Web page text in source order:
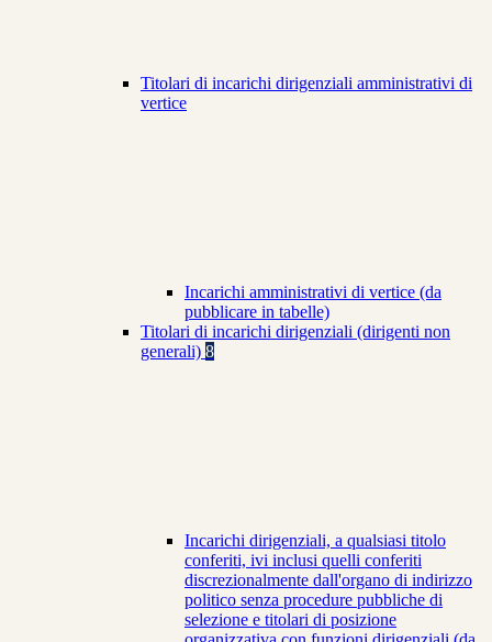
Titolari di incarichi dirigenziali amministrativi di
vertice
Incarichi amministrativi di vertice (da
pubblicare in tabelle)
Titolari di incarichi dirigenziali (dirigenti non
generali) 8
Incarichi dirigenziali, a qualsiasi titolo
conferiti, ivi inclusi quelli conferiti
discrezionalmente dall'organo di indirizzo
politico senza procedure pubbliche di
selezione e titolari di posizione